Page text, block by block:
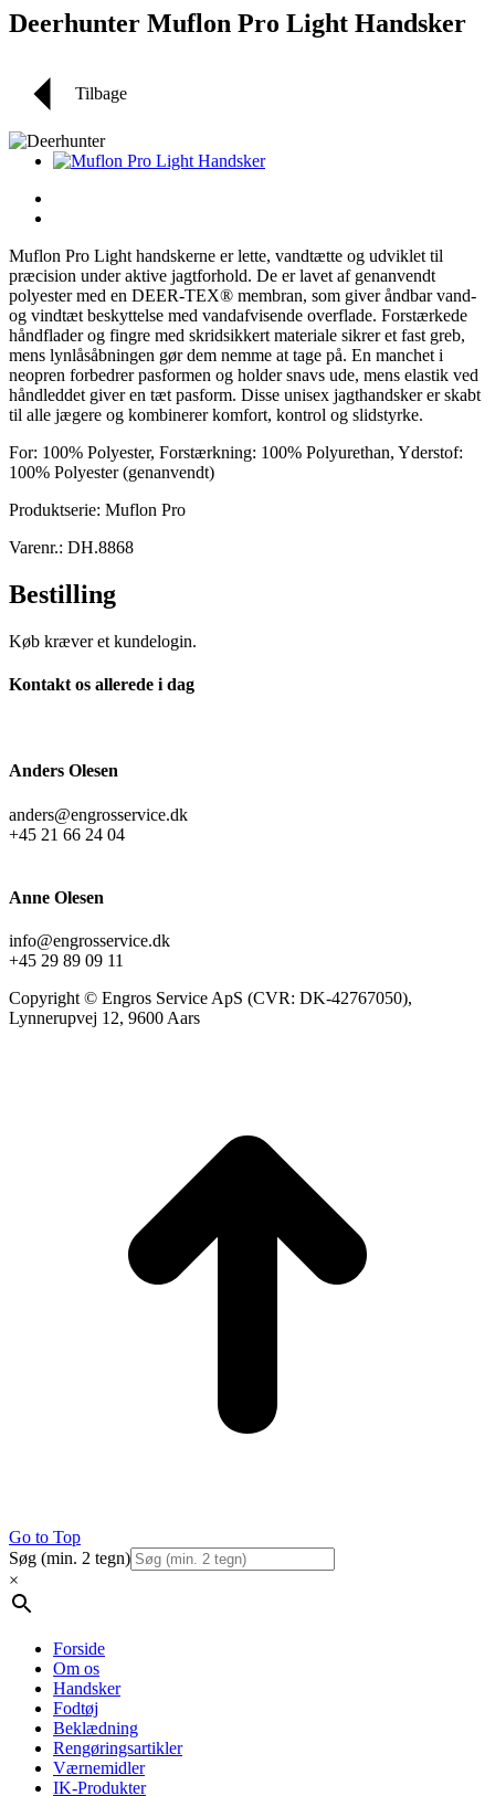
Deerhunter Muflon Pro Light Handsker
Tilbage
Muflon Pro Light handskerne er lette, vandtætte og udviklet til
præcision under aktive jagtforhold. De er lavet af genanvendt
polyester med en DEER-TEX® membran, som giver åndbar vand-
og vindtæt beskyttelse med vandafvisende overflade. Forstærkede
håndflader og fingre med skridsikkert materiale sikrer et fast greb,
mens lynlåsåbningen gør dem nemme at tage på. En manchet i
neopren forbedrer pasformen og holder snavs ude, mens elastik ved
håndleddet giver en tæt pasform. Disse unisex jagthandsker er skabt
til alle jægere og kombinerer komfort, kontrol og slidstyrke.
For: 100% Polyester, Forstærkning: 100% Polyurethan, Yderstof:
100% Polyester (genanvendt)
Produktserie: Muflon Pro
Varenr.: DH.8868
Bestilling
Køb kræver et kundelogin.
Kontakt os allerede i dag
Anders Olesen
anders@engrosservice.dk
+45 21 66 24 04
Anne Olesen
info@engrosservice.dk
+45 29 89 09 11
Copyright © Engros Service ApS (CVR: DK-42767050),
Lynnerupvej 12, 9600 Aars
Go to Top
Søg (min. 2 tegn)
×
Forside
Om os
Handsker
Fodtøj
Beklædning
Rengøringsartikler
Værnemidler
IK-Produkter